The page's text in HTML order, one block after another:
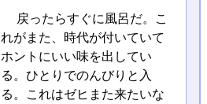
戻ったらすぐに風呂だ。こ
れがまた、時代が付いていて
ホントにいい味を出してい
る。ひとりでのんびりと入
る。これはゼヒまた来たいな